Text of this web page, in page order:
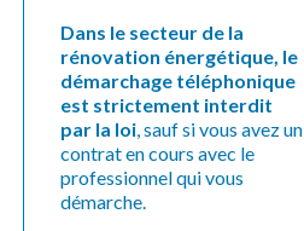
Dans le secteur de la
rénovation énergétique, le
démarchage téléphonique
est strictement interdit
par la loi , sauf si vous avez un
contrat en cours avec le
professionnel qui vous
démarche.